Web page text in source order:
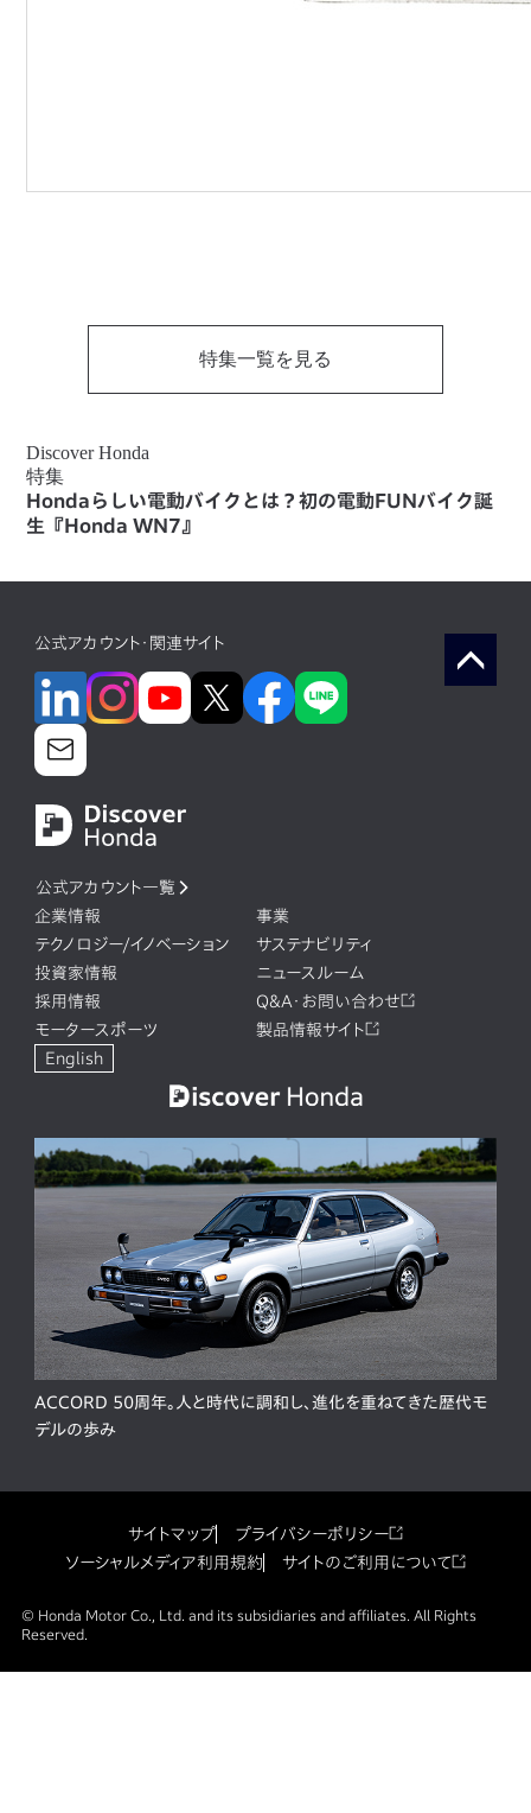
特集一覧を見る
Discover Honda
特集
Hondaらしい電動バイクとは？初の電動FUNバイク誕
生『Honda WN7』
公式アカウント・関連サイト
公式アカウント一覧
企業情報
事業
テクノロジー/イノベーション
サステナビリティ
投資家情報
ニュースルーム
採用情報
Q&A・お問い合わせ
モータースポーツ
製品情報サイト
English
ACCORD 50周年。人と時代に調和し、進化を重ねてきた歴代モ
デルの歩み
サイトマップ
プライバシーポリシー
ソーシャルメディア利用規約
サイトのご利用について
© Honda Motor Co., Ltd. and its subsidiaries and affiliates. All Rights
Reserved.